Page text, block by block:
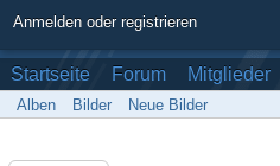
Anmelden oder registrieren
Startseite Forum Mitglieder
Alben Bilder Neue Bilder